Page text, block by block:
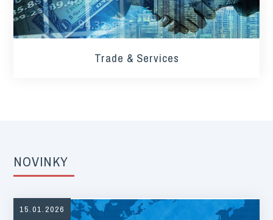
Trade & Services
NOVINKY
15.01.2026